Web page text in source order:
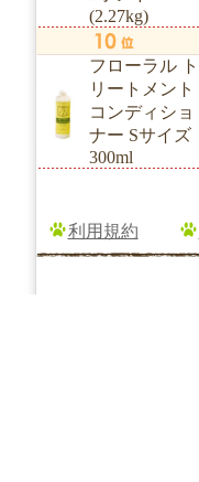
(2.27kg)
フローラル ト
リートメント
コンディショ
ナー Sサイズ
300ml
利用規約